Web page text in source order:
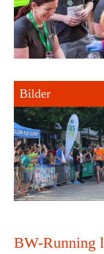
Bilder
BW-Running